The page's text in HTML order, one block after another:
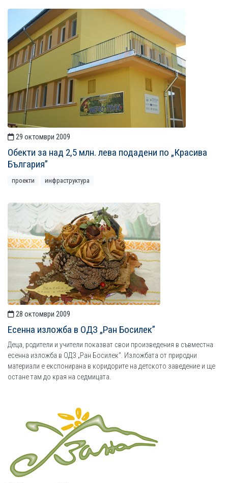
29 октомври 2009
Обекти за над 2,5 млн. лева подадени по „Красива
България”
проекти инфраструктура
28 октомври 2009
Есенна изложба в ОДЗ „Ран Босилек”
Деца, родители и учители показват свои произведения в съвместна
есенна изложба в ОДЗ „Ран Босилек”. Изложбата от природни
материали е експонирана в коридорите на детското заведение и ще
остане там до края на седмицата.